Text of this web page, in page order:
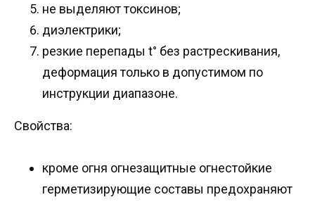
не выделяют токсинов;
диэлектрики;
резкие перепады t° без растрескивания,
деформация только в допустимом по
инструкции диапазоне.
Свойства:
кроме огня огнезащитные огнестойкие
герметизирующие составы предохраняют